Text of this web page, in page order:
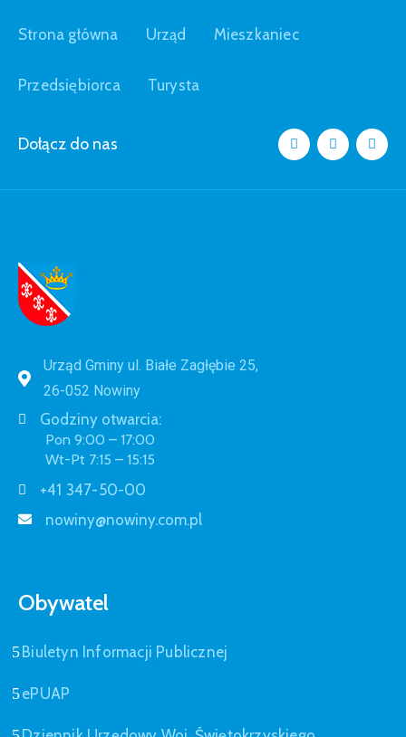
Strona główna Urząd Mieszkaniec
Przedsiębiorca Turysta
Dołącz do nas
Urząd Gminy ul. Białe Zagłębie 25,
26-052 Nowiny
Godziny otwarcia:
Pon 9:00 – 17:00
Wt-Pt 7:15 – 15:15
+41 347-50-00
nowiny@nowiny.com.pl
Obywatel
Biuletyn Informacji Publicznej
ePUAP